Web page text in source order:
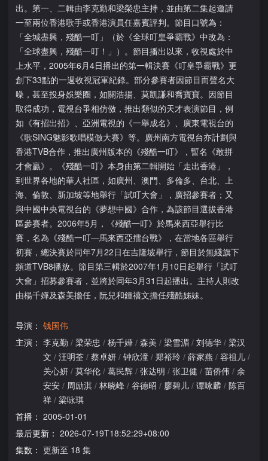
出。第一、二輯由李克勤和梁榮忠主持，並由第二集起邀請
一至兩位香港歌手或香港演員任嘉賓評判。節目口號為：
「全城盡興，殘酷一叮」（於《全球叮皇爭霸戰》中改為：
「全球盡興，殘酷一叮！」）。節目播出以來，收視處於中
上水平，2005年6月4日播出的第一輯決賽《叮皇爭霸戰》更
創下33點的一週收視冠軍紀錄。部分參賽者因節目而聲名大
噪，甚至投身娛樂圈，如關浩揚、莫凱謙和喬寶寶。因節目
取得成功，電視台爭相仿傚，推出類似的天才表演節目，例
如《有招出招》、亞洲電視的《一舉成名》、廣東電視台的
《歌SING魅影歌唱模倣大賽》等。廣州南方電視台亦計劃與
香港TVB合作，推出廣州版本的《殘酷一叮》，暫名《敢拼
才會贏》。《殘酷一叮》本身由第二輯開始「走出香港」，
到世界各地的華人社區，如廣州、澳門、多倫多、台北、上
海、倫敦、新加坡等地舉行「試叮大會」，廣招參賽者；又
與中國中央電視台的《夢想中國》合作，為該節目選拔香港
區參賽者。2006年5月，《殘酷一叮》於馬來西亞舉行比
賽，名為《殘酷一叮—馬來西亞擂台戰》，在當地各區舉行
初賽，總決賽於同年7月22日在吉隆坡舉行，節目於無綫旗下
頻道TVB8播放。節目第三輯於2007年1月10日起舉行「試叮
大會」招募參賽者，並將於同年3月31日起播出。主持人則改
由楊千嬅及森美擔任，阮兒和鍾禧文擔任殘酷姊妹。
导演： 钱国伟
主演： 李克勤 / 梁荣忠 / 杨千嬅 / 森美 / 梁雪湄 / 刘德华 / 梁汉
文 / 汪明荃 / 蔡卓妍 / 钟欣潼 / 郑裕玲 / 薛家燕 / 容祖儿 /
关心妍 / 莫华伦 / 葛民辉 / 张达明 / 张卫健 / 苗侨伟 / 余
安安 / 周励淇 / 林晓峰 / 谷德昭 / 廖碧儿 / 谭咏麟 / 陈百
祥 / 梁咏琪
首播： 2005-01-01
最后更新： 2026-07-19T18:52:29+08:00
集数： 更新至 18 集